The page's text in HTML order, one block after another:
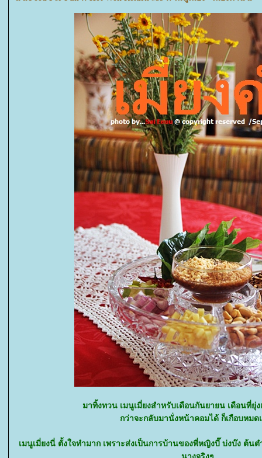
มาทิ้งทวน เมนูเมี่ยงสำหรับเดือนกันยายน เดือนที่ยุ่ง
กว่าจะกลับมานั่งหน้าคอมได้ ก็เกือบหมด
เมนูเมี่ยงนี่ ตั้งใจทำมาก เพราะส่งเป็นการบ้านของพี่หญิงบี๊ บ่งบ๊ง ต้น